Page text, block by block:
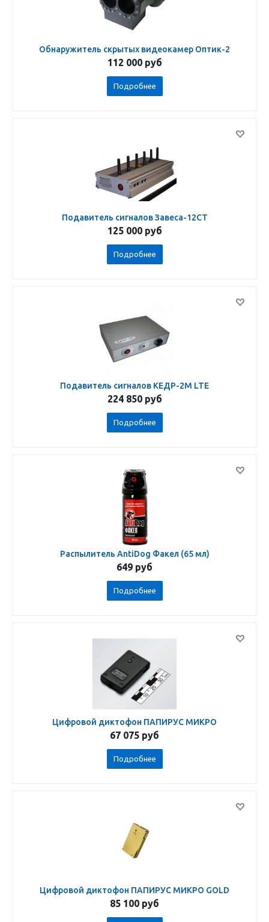
Обнаружитель скрытых видеокамер Оптик-2
112 000руб
Подробнее
Подавитель сигналов Завеса-12СТ
125 000руб
Подробнее
Подавитель сигналов КЕДР-2М LTE
224 850руб
Подробнее
Распылитель AntiDog Факел (65 мл)
649 руб
Подробнее
Цифровой диктофон ПАПИРУС МИКРО
67 075 руб
Подробнее
Цифровой диктофон ПАПИРУС МИКРО GOLD
85 100 руб